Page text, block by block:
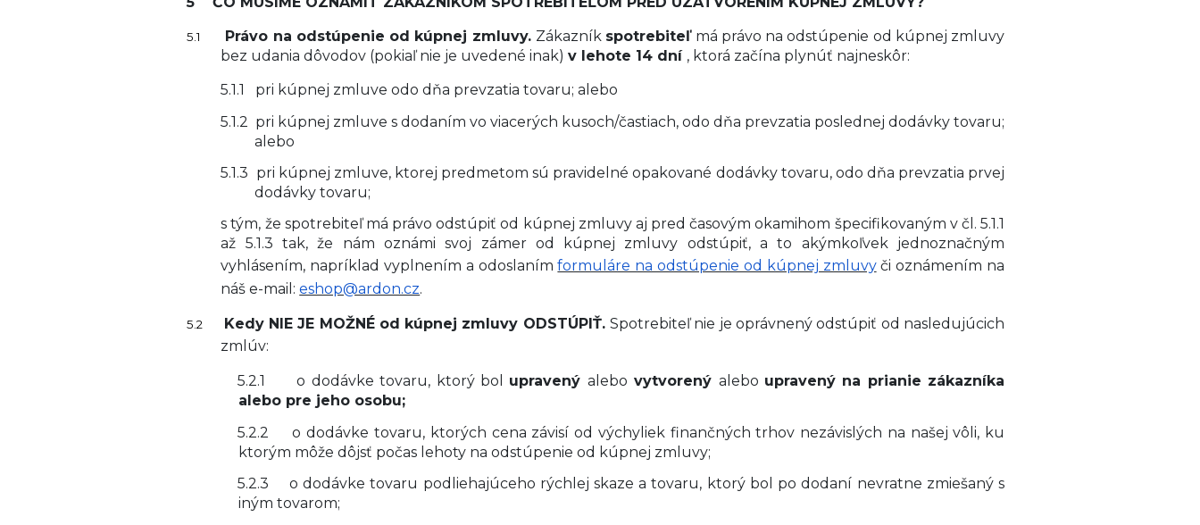
5.1 Právo na odstúpenie od kúpnej zmluvy. Zákazník spotrebiteľ má právo na odstúpenie od kúpnej zmluvy
bez udania dôvodov (pokiaľ nie je uvedené inak)v lehote 14 dní , ktorá začína plynúť najneskôr:
5.1.1
pri kúpnej zmluve odo dňa prevzatia tovaru; alebo
5.1.2 pri kúpnej zmluve s dodaním vo viacerých kusoch/častiach, odo dňa prevzatia poslednej dodávky tovaru;
alebo
5.1.3 pri kúpnej zmluve, ktorej predmetom sú pravidelné opakované dodávky tovaru, odo dňa prevzatia prvej
dodávky tovaru;
s tým, že spotrebiteľ má právo odstúpiť od kúpnej zmluvy aj pred časovým okamihom špecifikovaným v čl. 5.1.1
až 5.1.3 tak, že nám oznámi svoj zámer od kúpnej zmluvy odstúpiť, a to akýmkoľvek jednoznačným
vyhlásením, napríklad vyplnením a odoslanímformuláre na odstúpenie od kúpnej zmluvyči oznámením na
náš e-mail:eshop@ardon.cz.
5.2 Kedy NIE JE MOŽNÉ od kúpnej zmluvy ODSTÚPIŤ.Spotrebiteľ nie je oprávnený odstúpiť od nasledujúcich
zmlúv:
5.2.1 o dodávke tovaru, ktorý bol upravený alebo vytvorený alebo upravený na prianie zákazníka
alebo pre jeho osobu;
5.2.2
o dodávke tovaru, ktorých cena závisí od výchyliek finančných trhov nezávislých na našej vôli, ku
ktorým môže dôjsť počas lehoty na odstúpenie od kúpnej zmluvy;
5.2.3
o dodávke tovaru podliehajúceho rýchlej skaze a tovaru, ktorý bol po dodaní nevratne zmiešaný s
iným tovarom;